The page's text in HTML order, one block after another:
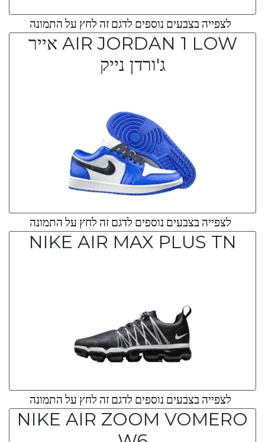
לצפייה בצבעים נוספים לדגם זה לחץ על התמונה
AIR JORDAN 1 LOW אייר
ג'ורדן נייק
לצפייה בצבעים נוספים לדגם זה לחץ על התמונה
NIKE AIR MAX PLUS TN
לצפייה בצבעים נוספים לדגם זה לחץ על התמונה
NIKE AIR ZOOM VOMERO